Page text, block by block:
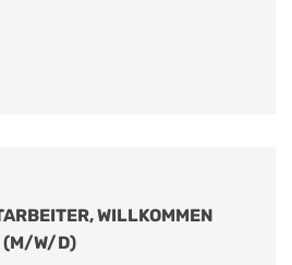
WILLKOMMEN
(M/W/D)